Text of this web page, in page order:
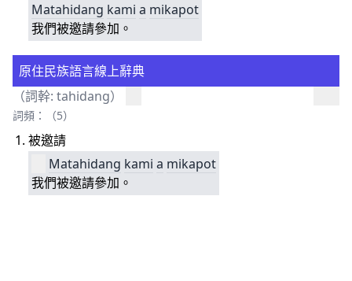
Matahidang kami a mikapot
我們被邀請參加。
原住民族語言線上辭典
（詞幹: tahidang）
詞頻：（5）
被邀請
Matahidang kami a mikapot
我們被邀請參加。